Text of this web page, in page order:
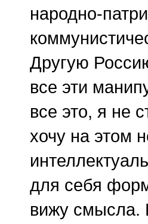
народно-
Другую
все эти
все это, я не
хочу на этом
для себя
вижу смысла.